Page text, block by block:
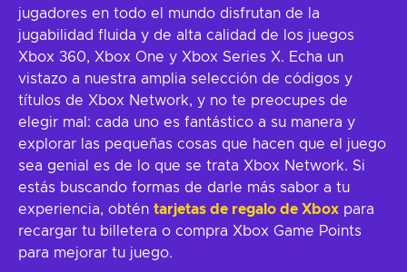
jugadores en todo el mundo disfrutan de la
jugabilidad fluida y de alta calidad de los juegos
Xbox 360, Xbox One y Xbox Series X. Echa un
vistazo a nuestra amplia selección de códigos y
títulos de Xbox Network, y no te preocupes de
elegir mal: cada uno es fantástico a su manera y
explorar las pequeñas cosas que hacen que el juego
sea genial es de lo que se trata Xbox Network. Si
estás buscando formas de darle más sabor a tu
experiencia, obtén tarjetas de regalo de Xbox para
recargar tu billetera o compra Xbox Game Points
para mejorar tu juego.